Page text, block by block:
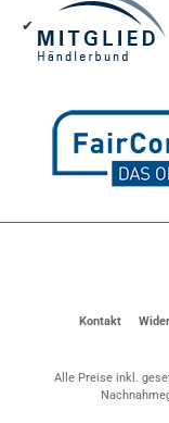
✔
Kontakt
Alle Preise inkl.